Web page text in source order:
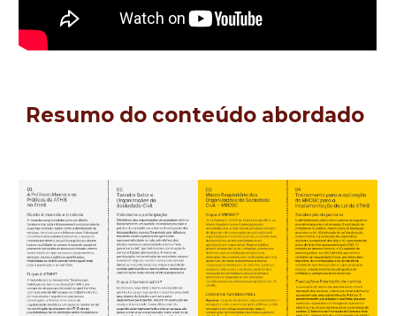
Resumo do conteúdo abordado